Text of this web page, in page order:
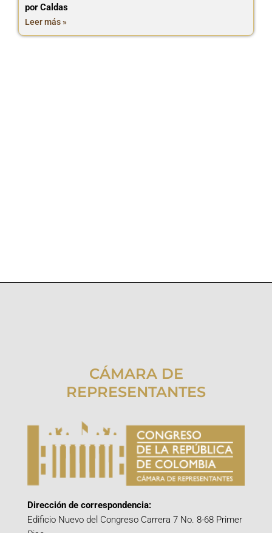
por Caldas
Leer más »
CÁMARA DE
REPRESENTANTES
Dirección de correspondencia:
Edificio Nuevo del Congreso Carrera 7 No. 8-68 Primer